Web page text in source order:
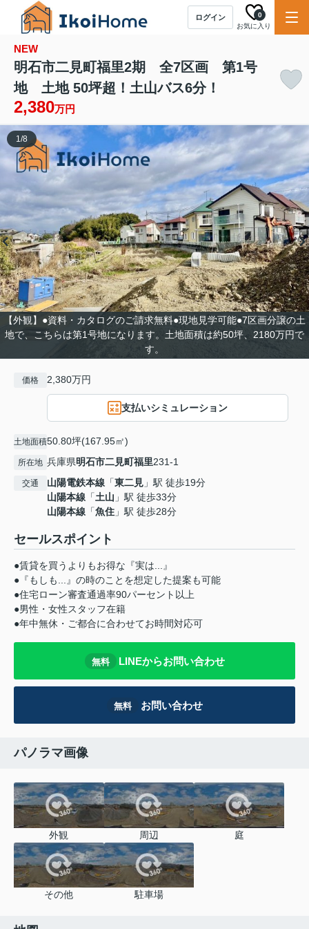
ログイン
お気に入り
0
NEW
明石市二見町福里2期 全7区画 第1号
地 土地 50坪超！土山バス6分！
2,380万円
【外観】●資料・カタログのご請求無料●現地見学可能●7区画分譲の土
地で、こちらは第1号地になります。土地面積は約50坪、2180万円で
す。
1/8
価格 2,380万円
支払いシミュレーション
土地面積50.80坪(167.95㎡)
所在地 兵庫県明石市二見町福里231-1
交通 山陽電鉄本線 「東二見 」駅 徒歩19分
山陽本線 「土山 」駅 徒歩33分
山陽本線 「魚住 」駅 徒歩28分
セールスポイント
●賃貸を買うよりもお得な『実は...』
●『もしも...』の時のことを想定した提案も可能
●住宅ローン審査通過率90パーセント以上
●男性・女性スタッフ在籍
●年中無休・ご都合に合わせてお時間対応可
無料 LINEからお問い合わせ
無料 お問い合わせ
パノラマ画像
外観 周辺 庭
その他 駐車場